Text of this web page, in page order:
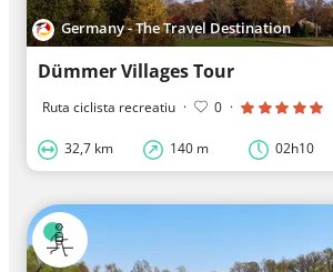
Germany - The Travel Destination
Dümmer Villages Tour
Ruta ciclista recreatiu · 0 ·
32,7 km 140 m 02h10